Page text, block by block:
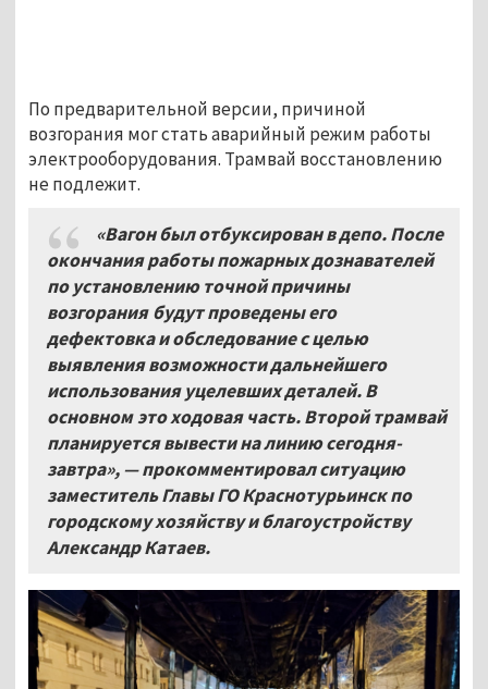
По предварительной версии, причиной
возгорания мог стать аварийный режим работы
электрооборудования. Трамвай восстановлению
не подлежит.
«Вагон был отбуксирован в депо. После
окончания работы пожарных дознавателей
по установлению точной причины
возгорания будут проведены его
дефектовка и обследование с целью
выявления возможности дальнейшего
использования уцелевших деталей. В
основном это ходовая часть. Второй трамвай
планируется вывести на линию сегодня-
завтра», — прокомментировал ситуацию
заместитель Главы ГО Краснотурьинск по
городскому хозяйству и благоустройству
Александр Катаев.